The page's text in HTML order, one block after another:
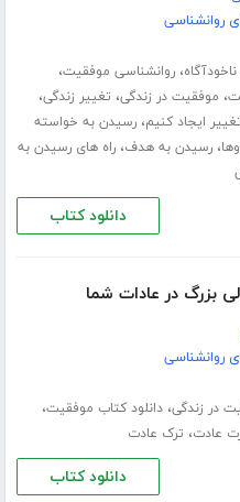
روانشناسی
،روانشناسی موفقیت،
، موفقیت در زندگی، تغییر زندگی،
ایجاد کنیم،رسیدن به خواسته
،رسیدن به هدف،راه های رسیدن به
دانلود کتاب
بزرگ در عادات شما
روانشناسی
در زندگی،دانلود کتاب موفقیت،
عادت، ترک عادت
دانلود کتاب